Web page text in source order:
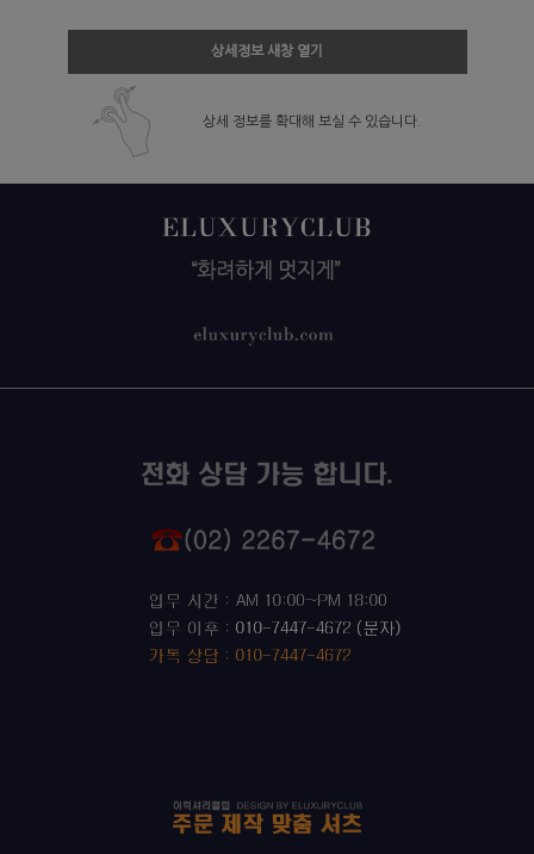
상세정보 새창 열기
상세 정보를 확대해 보실 수 있습니다.